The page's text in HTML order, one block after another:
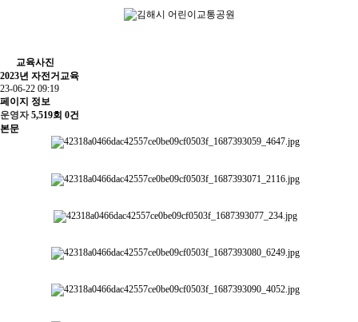
교육사진
2023년 자전거교육
23-06-22 09:19
페이지 정보
운영자 5,519회 0건
본문